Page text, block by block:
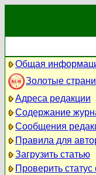
Общая
Золотые
Адреса редакции
Содержание
Сообщения
Правила для
Загрузить статью
Проверить статус